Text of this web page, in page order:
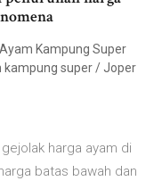
Kampung Super
kampung super / Joper
harga ayam di
batas bawah dan